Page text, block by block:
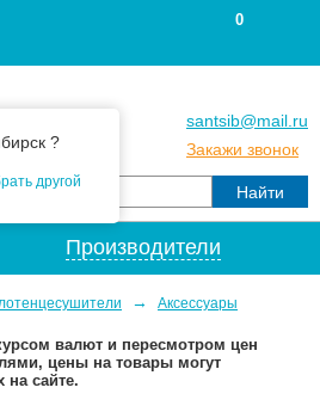
?
другой
santsib@mail.ru
Закажи звонок
0
Производители
→ Аксессуары
валют и пересмотром цен
цены на товары могут
на сайте.